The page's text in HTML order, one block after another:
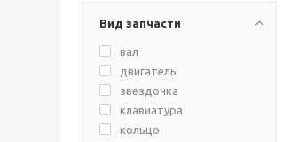
Вид запчасти
вал
двигатель
звездочка
клавиатура
кольцо